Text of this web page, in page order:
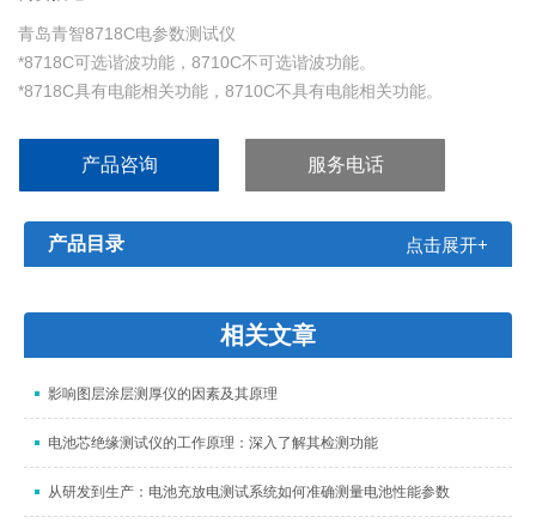
青岛青智8718C电参数测试仪
*8718C可选谐波功能，8710C不可选谐波功能。
*8718C具有电能相关功能，8710C不具有电能相关功能。
产品咨询 服务电话
产品目录 点击展开+
相关文章
影响图层涂层测厚仪的因素及其原理
电池芯绝缘测试仪的工作原理：深入了解其检测功能
从研发到生产：电池充放电测试系统如何准确测量电池性能参数